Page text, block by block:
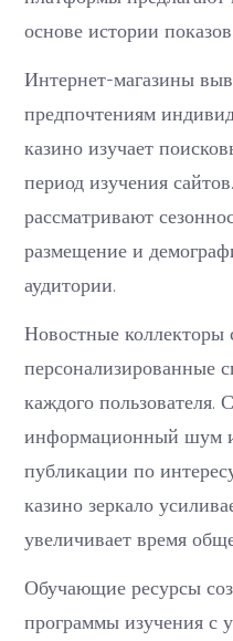
основе истории
Интернет-магазины
предпочтениям
казино изучает
период изучения
рассматривают
размещение и
аудитории.
Новостные коллекторы
персонализированные
каждого пользователя.
информационный шум
публикации по
казино зеркало
увеличивает время
Обучающие ресурсы
программы изучения с